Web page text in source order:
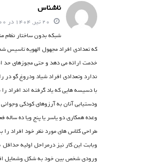
ناشناس
شبکه بدون ساختار
که تعدادی افراد مجهول الهویه تاسیس
خدمت ارائه می دهد و حتی مجوزهای حد
ندارد وتعدادی افراد شیاد ودروغ گو در
با دسیسه هایی که یاد گرفته اند افراد
ودستیابی آنان به آرزوهای کودکی
وعده همکاری دو یاسر یا پنج ویا ده ساله
طراحی کلاس های مورد نظر خود افراد را
ورودی شخص بین خود به شکل وشمایل